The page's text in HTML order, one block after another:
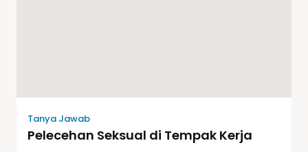
Tanya Jawab
Pelecehan Seksual di Tempak Kerja